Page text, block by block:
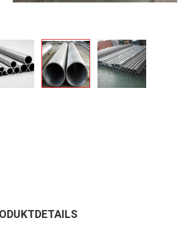
Beschaffungsplattform für die